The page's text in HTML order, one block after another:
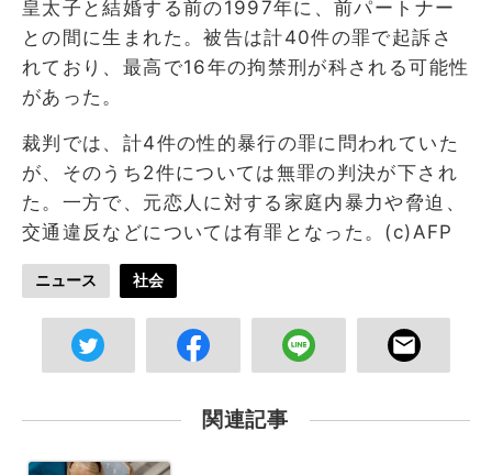
皇太子と結婚する前の1997年に、前パートナー
との間に生まれた。被告は計40件の罪で起訴さ
れており、最高で16年の拘禁刑が科される可能性
があった。
裁判では、計4件の性的暴行の罪に問われていた
が、そのうち2件については無罪の判決が下され
た。一方で、元恋人に対する家庭内暴力や脅迫、
交通違反などについては有罪となった。(c)AFP
ニュース 社会
関連記事